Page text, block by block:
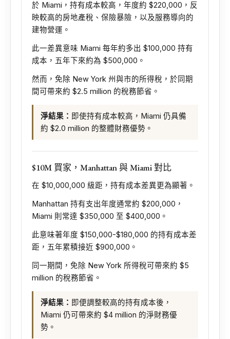
於 Miami，持有成本較高，年度約 $220,000，反
映較高的房地產稅、保險暴險，以及服務導向的
建物營運。
此一差異意味 Miami 每年約多出 $100,000 持有
成本，五年下來約為 $500,000。
然而，免除 New York 州與市的所得稅，於同期
間可帶來約 $2.5 million 的稅務節省。
淨結果： 即使持有成本較高，Miami 仍具備
約 $2.0 million 的整體財務優勢。
$10M 買家，Manhattan 與 Miami 對比
在 $10,000,000 級距，持有成本差異更為顯著。
Manhattan 持有支出年度通常約 $200,000，
Miami 則常達 $350,000 至 $400,000。
此意味著年度 $150,000-$180,000 的持有成本差
距，五年累積接近 $900,000。
同一期間，免除 New York 所得稅可帶來約 $5
million 的稅務節省。
淨結果： 即便調整較高的持有成本後，
Miami 仍可帶來約 $4 million 的淨財務優
勢。